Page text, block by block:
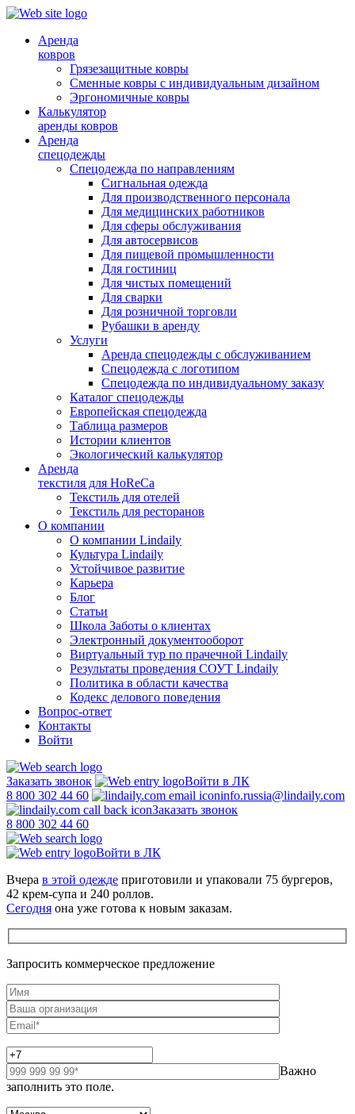
Аренда
ковров
Грязезащитные ковры
Сменные ковры с индивидуальным дизайном
Эргономичные ковры
Калькулятор
аренды ковров
Аренда
спецодежды
Спецодежда по направлениям
Сигнальная одежда
Для производственного персонала
Для медицинских работников
Для сферы обслуживания
Для автосервисов
Для пищевой промышленности
Для гостиниц
Для чистых помещений
Для сварки
Для розничной торговли
Рубашки в аренду
Услуги
Аренда спецодежды с обслуживанием
Спецодежда с логотипом
Спецодежда по индивидуальному заказу
Каталог спецодежды
Европейская спецодежда
Таблица размеров
Истории клиентов
Экологический калькулятор
Аренда
текстиля для HoReCa
Текстиль для отелей
Текстиль для ресторанов
О компании
О компании Lindaily
Культура Lindaily
Устойчивое развитие
Карьера
Блог
Статьи
Школа Заботы о клиентах
Электронный документооборот
Виртуальный тур по прачечной Lindaily
Результаты проведения СОУТ Lindaily
Политика в области качества
Кодекс делового поведения
Вопрос-ответ
Контакты
Войти
Заказать звонок
Войти в ЛК
8 800 302 44 60
info.russia@lindaily.com
Заказать звонок
8 800 302 44 60
Войти в ЛК
Вчера в этой одежде приготовили и упаковали 75 бургеров,
42 крем-супа и 240 роллов.
Сегодня она уже готова к новым заказам.
Запросить коммерческое предложение
Важно
заполнить это поле.